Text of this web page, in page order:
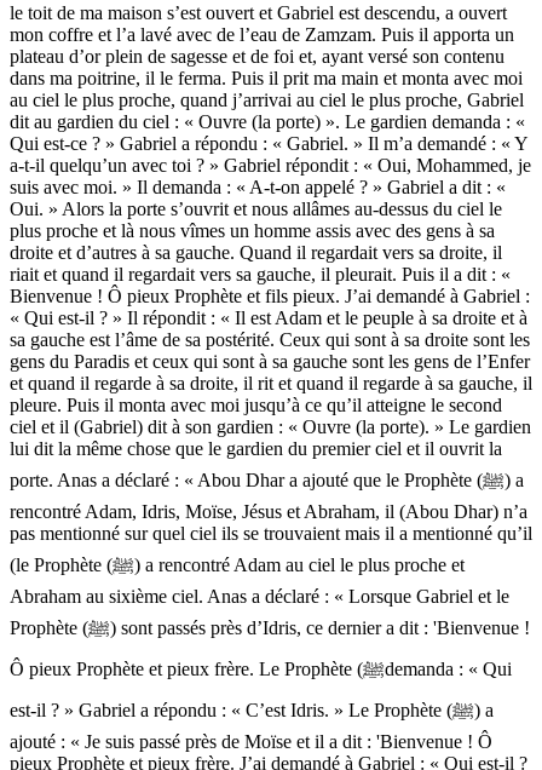
le toit de ma maison s’est ouvert et Gabriel est descendu, a ouvert
mon coffre et l’a lavé avec de l’eau de Zamzam. Puis il apporta un
plateau d’or plein de sagesse et de foi et, ayant versé son contenu
dans ma poitrine, il le ferma. Puis il prit ma main et monta avec moi
au ciel le plus proche, quand j’arrivai au ciel le plus proche, Gabriel
dit au gardien du ciel : « Ouvre (la porte) ». Le gardien demanda : «
Qui est-ce ? » Gabriel a répondu : « Gabriel. » Il m’a demandé : « Y
a-t-il quelqu’un avec toi ? » Gabriel répondit : « Oui, Mohammed, je
suis avec moi. » Il demanda : « A-t-on appelé ? » Gabriel a dit : «
Oui. » Alors la porte s’ouvrit et nous allâmes au-dessus du ciel le
plus proche et là nous vîmes un homme assis avec des gens à sa
droite et d’autres à sa gauche. Quand il regardait vers sa droite, il
riait et quand il regardait vers sa gauche, il pleurait. Puis il a dit : «
Bienvenue ! Ô pieux Prophète et fils pieux. J’ai demandé à Gabriel :
« Qui est-il ? » Il répondit : « Il est Adam et le peuple à sa droite et à
sa gauche est l’âme de sa postérité. Ceux qui sont à sa droite sont les
gens du Paradis et ceux qui sont à sa gauche sont les gens de l’Enfer
et quand il regarde à sa droite, il rit et quand il regarde à sa gauche, il
pleure. Puis il monta avec moi jusqu’à ce qu’il atteigne le second
ciel et il (Gabriel) dit à son gardien : « Ouvre (la porte). » Le gardien
lui dit la même chose que le gardien du premier ciel et il ouvrit la
porte. Anas a déclaré : « Abou Dhar a ajouté que le Prophète (ﷺ) a
rencontré Adam, Idris, Moïse, Jésus et Abraham, il (Abou Dhar) n’a
pas mentionné sur quel ciel ils se trouvaient mais il a mentionné qu’il
(le Prophète (ﷺ) a rencontré Adam au ciel le plus proche et
Abraham au sixième ciel. Anas a déclaré : « Lorsque Gabriel et le
Prophète (ﷺ) sont passés près d’Idris, ce dernier a dit : 'Bienvenue !
Ô pieux Prophète et pieux frère. Le Prophète (ﷺdemanda : « Qui
est-il ? » Gabriel a répondu : « C’est Idris. » Le Prophète (ﷺ) a
ajouté : « Je suis passé près de Moïse et il a dit : 'Bienvenue ! Ô
pieux Prophète et pieux frère. J’ai demandé à Gabriel : « Qui est-il ?